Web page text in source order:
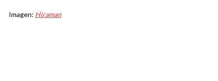
Imagen: Hiraman